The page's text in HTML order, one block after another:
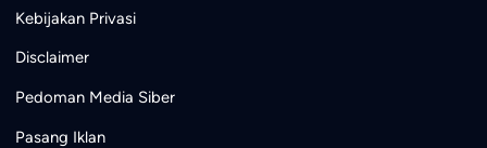
Kebijakan Privasi
Disclaimer
Pedoman Media Siber
Pasang Iklan